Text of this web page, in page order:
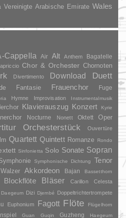
Vereinigte Arabische Emirate Wales
Cappella Air Alt Anthem Bagatelle
Chor & Orchester Chornoten
Divertimento Download
Duett
Fantasie Frauenchor Fuge
Hymne Improvisation Instrumentalmusik
Klavierauszug Konzert Kyrie
Nocturne Nonett Oktett Oper
Orchesterstück Ouvertüre
Quartett Quintett Romanze Rondo
Sinfonietta Solo Sonate Sopran
Symphonische Dichtung Tenor
Walzer Akkordeon Bajan Bassetthorn
Blockflöte Bläser Carillon Celesta
Daegeum Dizi Djembé Doppeltrichtertrompete
Euphonium Fagott Flöte
Flügelhorn
Guan Guqin Guzheng
Haegeum